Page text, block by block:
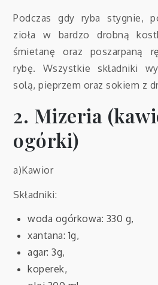
Podczas gdy ryba stygnie,
zioła w bardzo drobną
śmietanę oraz poszarpaną
rybę. Wszystkie składniki
solą, pieprzem oraz sokiem z
2. Mizeria
ogórki)
a)Kawior
Składniki:
woda ogórkowa: 330 g,
xantana: 1g,
agar: 3g,
koperek,